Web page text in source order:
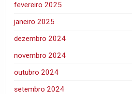
fevereiro 2025
janeiro 2025
dezembro 2024
novembro 2024
outubro 2024
setembro 2024